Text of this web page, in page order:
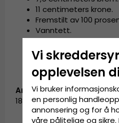
11 centimeters krone.
Fremstilt av 100
Vanntett.
Laget i Italia.
Artikkel-ID:
181136PP.green
Vi skreddersyr
opplevelsen
Vi bruker
en personlig
annonsering og for å
våre pålitelige og